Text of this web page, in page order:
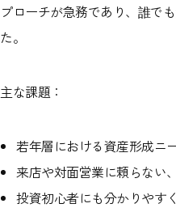
プローチが急務であり、誰で
た。
主な課題：
若年層における資産形成ニ
来店や対面営業に頼らない
投資初心者にも分かりやす